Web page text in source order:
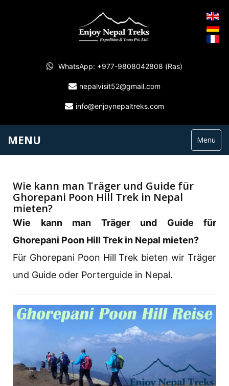
WhatsApp: +977-9808042808 (Ras)
nepalvisit52@gmail.com
info@enjoynepaltreks.com
MENU Menu
Wie kann man Träger und Guide für
Ghorepani Poon Hill Trek in Nepal
mieten?
Wie kann man Trägerund Guide für
Ghorepani Poon Hill Trek in Nepal mieten?
Für Ghorepani Poon Hill Trek bieten wir Träger
und Guide oder Porterguide in Nepal.